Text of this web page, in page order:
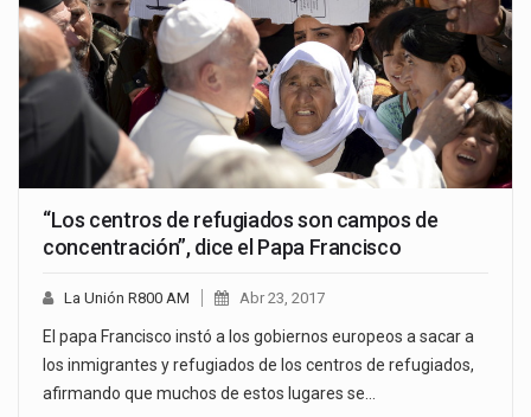
“Los centros de refugiados son campos de
concentración”, dice el Papa Francisco
La Unión R800 AM Abr 23, 2017
El papa Francisco instó a los gobiernos europeos a sacar a
los inmigrantes y refugiados de los centros de refugiados,
afirmando que muchos de estos lugares se…